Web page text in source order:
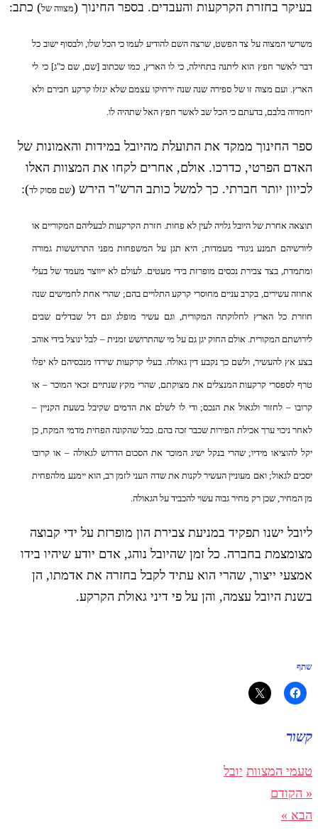
בעיקר בחזרת הקרקעות והעבדים. בספר החינוך (מצווה של) כתב:
משרשי המצוה על צד הפשט, שרצה השם להודיע לעמו כי הכל שלו, ולבסוף ישוב כל
דבר לאשר חפץ הוא ליתנה בתחילה, כי לו הארץ, כמו שכתוב [שם, שם כ"ג] כי לי
הארץ. ועם מצוה זו של ספירה שנה שנה ירחיקו עצמם שלא יגזלו קרקע חבירם ולא
יחמדוה בלבם, בדעתם כי הכל שב לאשר חפץ האל שתהיה לו.
ספר החינוך ממקד את התועלת מהיובל במידות והאמונות של
האדם הפרטי, כדרכו. אולם, אחרים לקחו את המצוות האלו
לכיוון יותר חברתי. כך למשל כותב הרש"ר הירש (שם פסוק לד):
תוצאה אחרת של היובל גלויה לעין לא פחות. חזרת הקרקעות לבעליהם המקוריים או
ליורשיהם תמנע ניגודי מעמדות; היא תגן על המשפחות מפני התרוששות גמורה
ומתמדת, בצד צבירת נכסים מופרזת בידי מעטים. לעולם לא ייווצר מעמד של בעלי
אחוזה עשירים, בקרב עניים מחוסרי קרקע התלויים בהם; שהרי אחת לחמישים שנה
חוזרת כל הארץ לחלוקתה המקורית, וגם עשיר מופלג וגם דל שבדלים שבים
לירושתם המקורית. אולם החוק יגן גם על מי שהתרושש זמנית – לבל ינוצל בידי אוהב
בצע אץ להעשיר, ולשם כך נקבע דין גאולה. בעלי קרקעות שירדו מנכסיהם לא יפלו
טרף לספסרי קרקעות המנצלים את מצוקתם, שהרי מקץ שנתיים זכאי המוכר – או
קרובו – לחזור ולגאול את הנכס; ודי לו לשלם את הדמים שקיבל בשעת הקניין –
לאחר ניכוי ערך אכילת הפירות שכבר זכה בהם. ככל שהקונה הפחית מדמי המקח, כן
יקל להוציאו מידיו; שהרי בנקל ישיג המוכר את הסכום הדרוש לגאולה – או קרובו
יסכים לגאול; ואם מעוניין העשיר לקנות את שדה העני לזמן רב, הוא יימנע מלהפחית
מן המחיר, שכן רק מחיר גבוה עשוי להכביד על הגאולה.
ליובל ישנו תפקיד במניעת צבירת הון מופרזת על ידי קבוצה
מצומצמת בחברה. כל זמן שהיובל נוהג, אדם יודע שיהיו בידו
אמצעי ייצור, שהרי הוא עתיד לקבל בחזרה את אדמתו, הן
בשנת היובל עצמה, והן על פי דיני גאולת הקרקע.
שתף
קשור
טעמי המצוות יובל
« הקודם
הבא »